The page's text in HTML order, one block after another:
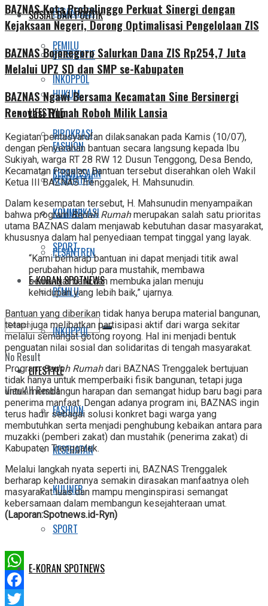
PESANTREN
PEMILU
INKOPPOL
LIFESTYLE
FASHION
KESEHATAN
KULINER
SPORT
E-KORAN SPOTNEWS
No Result
View All Result
SOSIAL DAN POLITIK
PRESPEKTIF
HUKUM
BIROKRASI
KEBANGSAAN
KOMUNIKASI
PESANTREN
PEMILU
INKOPPOL
LIFESTYLE
FASHION
KESEHATAN
KULINER
SPORT
E-KORAN SPOTNEWS
BAZNAS Kota Probolinggo Perkuat Sinergi dengan
Kejaksaan Negeri, Dorong Optimalisasi Pengelolaan ZIS
BAZNAS Bojonegoro Salurkan Dana ZIS Rp254,7 Juta
Melalui UPZ SD dan SMP se-Kabupaten
BAZNAS Ngawi Bersama Kecamatan Sine Bersinergi
Renovasi Rumah Roboh Milik Lansia
Kegiatan pentasyarufan dilaksanakan pada Kamis (10/07),
dengan penyerahan bantuan secara langsung kepada Ibu
Sukiyah, warga RT 28 RW 12 Dusun Tenggong, Desa Bendo,
Kecamatan Pogalan. Bantuan tersebut diserahkan oleh Wakil
Ketua III BAZNAS Trenggalek, H. Mahsunudin.
Dalam kesempatan tersebut, H. Mahsunudin menyampaikan
bahwa programBedah Rumahmerupakan salah satu prioritas
utama BAZNAS dalam menjawab kebutuhan dasar masyarakat,
khususnya dalam hal penyediaan tempat tinggal yang layak.
“Kami berharap bantuan ini dapat menjadi titik awal
perubahan hidup para mustahik, membawa
semangat baru dan membuka jalan menuju
kehidupan yang lebih baik,” ujarnya.
Bantuan yang diberikan tidak hanya berupa material bangunan,
tetapi juga melibatkan partisipasi aktif dari warga sekitar
melalui semangat gotong royong. Hal ini menjadi bentuk
penguatan nilai sosial dan solidaritas di tengah masyarakat.
ProgramBedah Rumahdari BAZNAS Trenggalek bertujuan
tidak hanya untuk memperbaiki fisik bangunan, tetapi juga
untuk membangun harapan dan semangat hidup baru bagi para
penerima manfaat. Dengan adanya program ini, BAZNAS ingin
terus hadir sebagai solusi konkret bagi warga yang
membutuhkan serta menjadi penghubung kebaikan antara para
muzakki (pemberi zakat) dan mustahik (penerima zakat) di
Kabupaten Trenggalek.
Melalui langkah nyata seperti ini, BAZNAS Trenggalek
berharap kehadirannya semakin dirasakan manfaatnya oleh
masyarakat luas dan mampu menginspirasi semangat
kebersamaan dalam membangun kesejahteraan umat.
(Laporan:Spotnews.id-Ryn)
WhatsApp
Facebook